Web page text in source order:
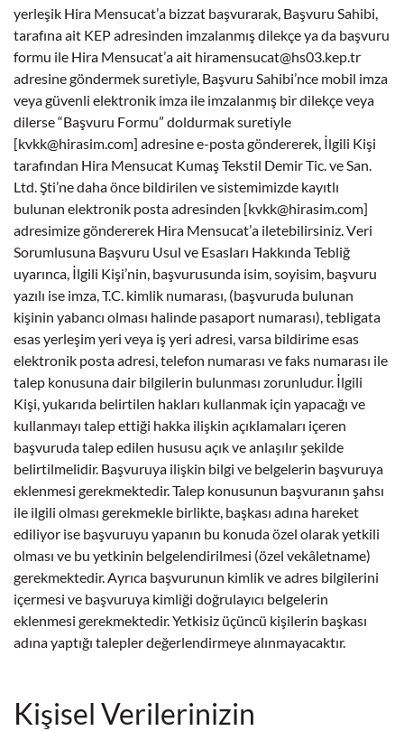
yerleşik Hira Mensucat’a bizzat başvurarak, Başvuru Sahibi,
tarafına ait KEP adresinden imzalanmış dilekçe ya da başvuru
formu ile Hira Mensucat’a ait hiramensucat@hs03.kep.tr
adresine göndermek suretiyle, Başvuru Sahibi’nce mobil imza
veya güvenli elektronik imza ile imzalanmış bir dilekçe veya
dilerse “Başvuru Formu” doldurmak suretiyle
[kvkk@hirasim.com] adresine e-posta göndererek, İlgili Kişi
tarafından Hira Mensucat Kumaş Tekstil Demir Tic. ve San.
Ltd. Şti’ne daha önce bildirilen ve sistemimizde kayıtlı
bulunan elektronik posta adresinden [kvkk@hirasim.com]
adresimize göndererek Hira Mensucat’a iletebilirsiniz. Veri
Sorumlusuna Başvuru Usul ve Esasları Hakkında Tebliğ
uyarınca, İlgili Kişi’nin, başvurusunda isim, soyisim, başvuru
yazılı ise imza, T.C. kimlik numarası, (başvuruda bulunan
kişinin yabancı olması halinde pasaport numarası), tebligata
esas yerleşim yeri veya iş yeri adresi, varsa bildirime esas
elektronik posta adresi, telefon numarası ve faks numarası ile
talep konusuna dair bilgilerin bulunması zorunludur. İlgili
Kişi, yukarıda belirtilen hakları kullanmak için yapacağı ve
kullanmayı talep ettiği hakka ilişkin açıklamaları içeren
başvuruda talep edilen hususu açık ve anlaşılır şekilde
belirtilmelidir. Başvuruya ilişkin bilgi ve belgelerin başvuruya
eklenmesi gerekmektedir. Talep konusunun başvuranın şahsı
ile ilgili olması gerekmekle birlikte, başkası adına hareket
ediliyor ise başvuruyu yapanın bu konuda özel olarak yetkili
olması ve bu yetkinin belgelendirilmesi (özel vekâletname)
gerekmektedir. Ayrıca başvurunun kimlik ve adres bilgilerini
içermesi ve başvuruya kimliği doğrulayıcı belgelerin
eklenmesi gerekmektedir. Yetkisiz üçüncü kişilerin başkası
adına yaptığı talepler değerlendirmeye alınmayacaktır.
Kişisel Verilerinizin